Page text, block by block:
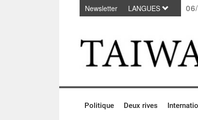
Passer au contenu principal
Newsletter LANGUES
Politique Deux rives